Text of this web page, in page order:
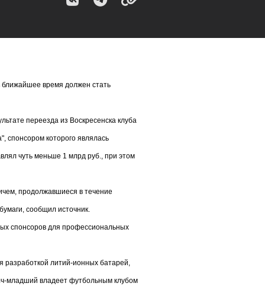
ближайшее время должен стать
переезда из Воскресенска клуба
спонсором которого являлась
чуть меньше 1 млрд руб., при этом
продолжавшиеся в течение
сообщил источник.
спонсоров для профессиональных
разработкой литий-ионных батарей,
младший владеет футбольным клубом